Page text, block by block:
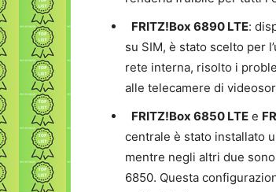
FRITZ!Box 6890 LTE:
su SIM, è stato scelto per
rete interna, risolto i
alle telecamere di
FRITZ!Box 6850 LTE e
centrale è stato installato
mentre negli altri due
6850. Questa